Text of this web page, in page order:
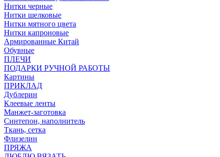
Нитки черные
Нитки шелковые
Нитки мятного цвета
Нитки капроновые
Армированные Китай
Обувные
ПЛЕЧИ
ПОДАРКИ РУЧНОЙ РАБОТЫ
Картины
ПРИКЛАД
Дублерин
Клеевые ленты
Манжет-заготовка
Синтепон, наполнитель
Ткань, сетка
Флизелин
ПРЯЖА